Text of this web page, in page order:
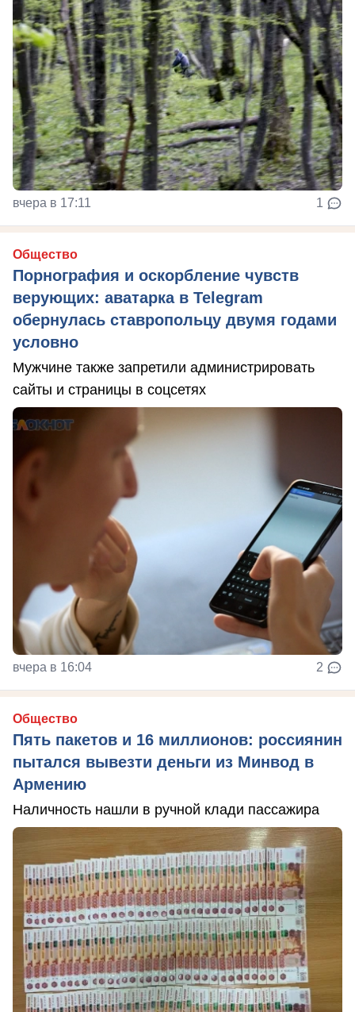
вчера в 17:11 1
Общество
Порнография и оскорбление чувств
верующих: аватарка в Telegram
обернулась ставропольцу двумя годами
условно
Мужчине также запретили администрировать
сайты и страницы в соцсетях
вчера в 16:04 2
Общество
Пять пакетов и 16 миллионов: россиянин
пытался вывезти деньги из Минвод в
Армению
Наличность нашли в ручной клади пассажира